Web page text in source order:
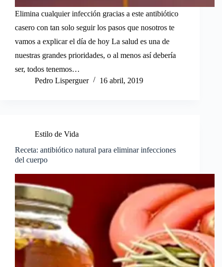
Elimina cualquier infección gracias a este antibiótico
casero con tan solo seguir los pasos que nosotros te
vamos a explicar el día de hoy La salud es una de
nuestras grandes prioridades, o al menos así debería
ser, todos tenemos…
Pedro Lisperguer
16 abril, 2019
Estilo de Vida
Receta: antibiótico natural para eliminar infecciones
del cuerpo